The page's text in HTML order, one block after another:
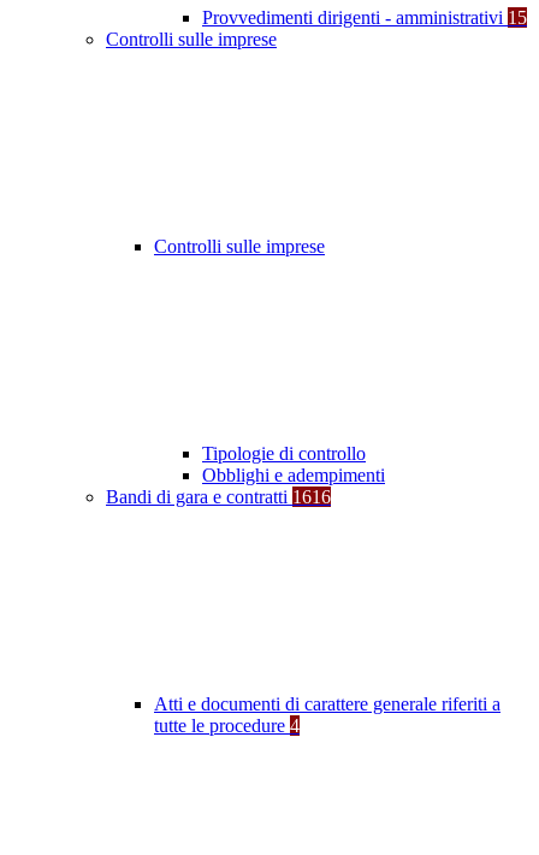
Provvedimenti dirigenti - amministrativi 15
Controlli sulle imprese
Controlli sulle imprese
Tipologie di controllo
Obblighi e adempimenti
Bandi di gara e contratti 1616
Atti e documenti di carattere generale riferiti a
tutte le procedure 4